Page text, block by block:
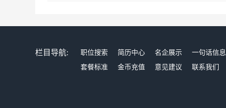
栏目导航: 职位搜索 简历中心 名企展示 一句话信息
套餐标准
金币充值 意见建议 联系我们